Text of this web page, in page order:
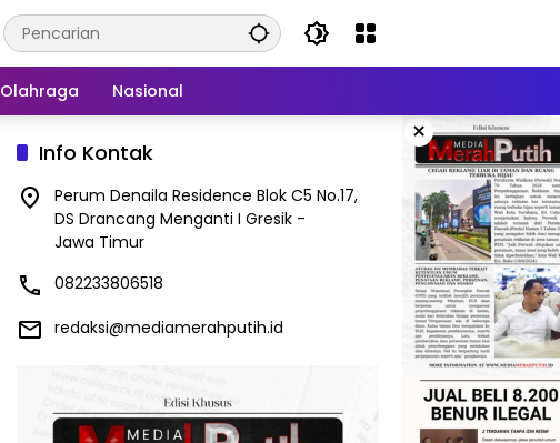
Olahraga Nasional
×
Info Kontak
Perum Denaila Residence Blok C5 No.17,
DS Drancang Menganti I Gresik -
Jawa Timur
082233806518
redaksi@mediamerahputih.id